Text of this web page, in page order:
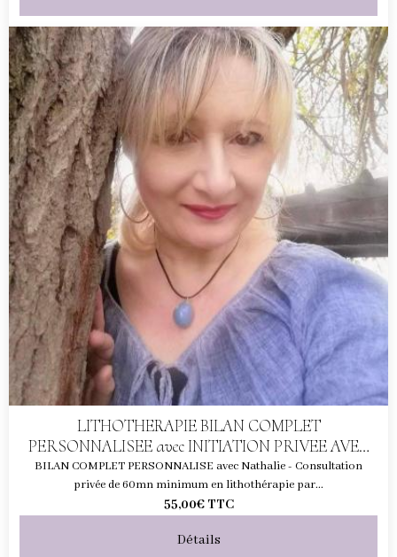
LITHOTHERAPIE BILAN COMPLET
PERSONNALISEE avec INITIATION PRIVEE AVEC
NATHALIE
BILAN COMPLET PERSONNALISE avec Nathalie - Consultation
privée de 60mn minimum en lithothérapie par...
55,00€ TTC
Détails